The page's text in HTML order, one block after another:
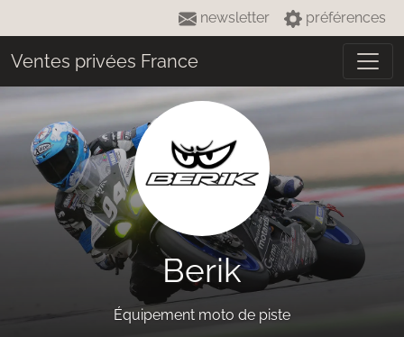
newsletter préférences
Ventes privées France
Berik
Équipement moto de piste